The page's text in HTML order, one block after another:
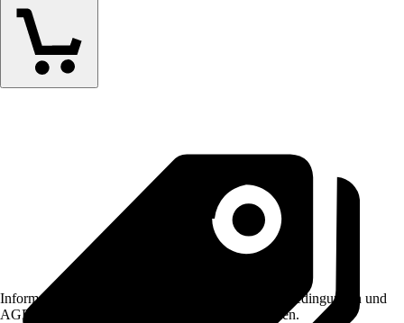
Informationen des Verkäufers, wie z. B. Rückgabebedingungen und
AGB, finden Sie bei Klick auf den Verkäufernamen.